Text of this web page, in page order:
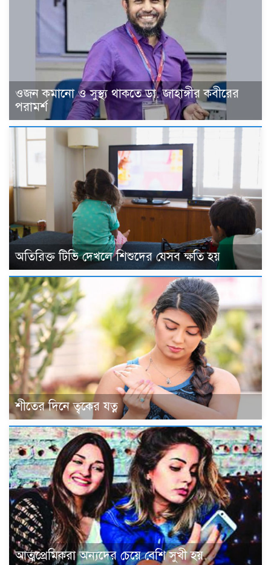
ওজন কমানো ও সুস্থ্য থাকতে ডা. জাহাঙ্গীর কবীরের
পরামর্শ
অতিরিক্ত টিভি দেখলে শিশুদের যেসব ক্ষতি হয়
শীতের দিনে ত্বকের যত্ন
আত্মপ্রেমিকরা অন্যদের চেয়ে বেশি সুখী হয়